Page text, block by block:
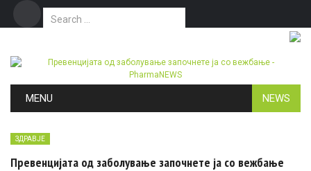
Search for:
MENU NEWS
ЗДРАВЈЕ
Превенцијата од заболување започнете ја со вежбање